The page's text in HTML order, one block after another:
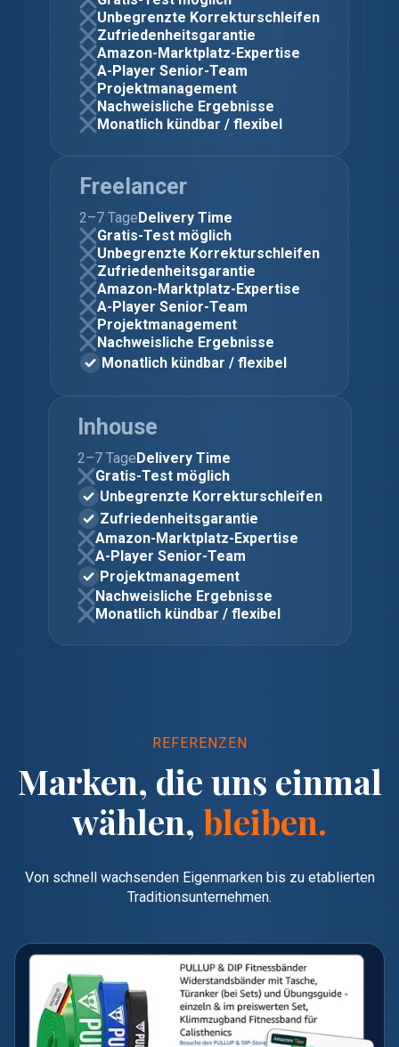
Unbegrenzte Korrekturschleifen
Zufriedenheitsgarantie
Amazon-Marktplatz-Expertise
A-Player Senior-Team
Projektmanagement
Nachweisliche Ergebnisse
Monatlich kündbar / flexibel
Freelancer
2–7 Tage Delivery Time
Gratis-Test möglich
Unbegrenzte Korrekturschleifen
Zufriedenheitsgarantie
Amazon-Marktplatz-Expertise
A-Player Senior-Team
Projektmanagement
Nachweisliche Ergebnisse
Monatlich kündbar / flexibel
Inhouse
2–7 Tage Delivery Time
Gratis-Test möglich
Unbegrenzte Korrekturschleifen
Zufriedenheitsgarantie
Amazon-Marktplatz-Expertise
A-Player Senior-Team
Projektmanagement
Nachweisliche Ergebnisse
Monatlich kündbar / flexibel
REFERENZEN
Marken, die uns einmal
wählen, bleiben.
Von schnell wachsenden Eigenmarken bis zu etablierten
Traditionsunternehmen.